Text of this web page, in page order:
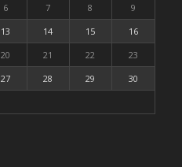
6 7 8
9
13 14 15
16
20 21 22
23
27 28 29
30